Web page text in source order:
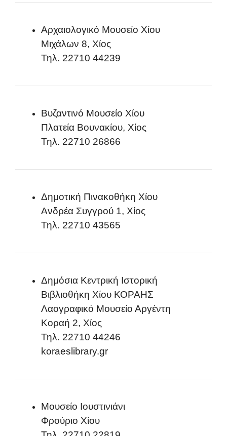
Αρχαιολογικό Μουσείο Χίου
Μιχάλων 8, Χίος
Τηλ. 22710 44239
Βυζαντινό Μουσείο Χίου
Πλατεία Βουνακίου, Χίος
Τηλ. 22710 26866
Δημοτική Πινακοθήκη Χίου
Ανδρέα Συγγρού 1, Χίος
Τηλ. 22710 43565
Δημόσια Κεντρική Ιστορική
Βιβλιοθήκη Χίου ΚΟΡΑΗΣ
Λαογραφικό Μουσείο Αργέντη
Κοραή 2, Χίος
Τηλ. 22710 44246
koraeslibrary.gr
Μουσείο Ιουστινιάνι
Φρούριο Χίου